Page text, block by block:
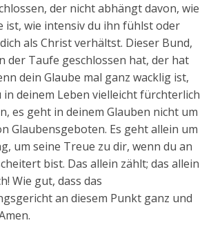
der nicht abhängt davon, wie
ist, wie intensiv du ihn fühlst oder
als Christ verhältst. Dieser Bund,
der Taufe geschlossen hat, der hat
dein Glaube mal ganz wacklig ist,
in deinem Leben vielleicht fürchterlich
es geht in deinem Glauben nicht um
Glaubensgeboten. Es geht allein um
um seine Treue zu dir, wenn du an
bist. Das allein zählt; das allein
Wie gut, dass das
an diesem Punkt ganz und